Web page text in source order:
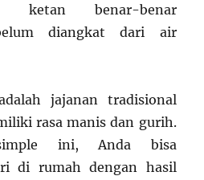
ketan benar-benar
diangkat dari air
jajanan tradisional
rasa manis dan gurih.
ini, Anda bisa
di rumah dengan hasil